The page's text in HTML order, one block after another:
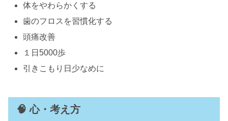
体をやわらかくする
歯のフロスを習慣化する
頭痛改善
１日5000歩
引きこもり日少なめに
🧠 心・考え方